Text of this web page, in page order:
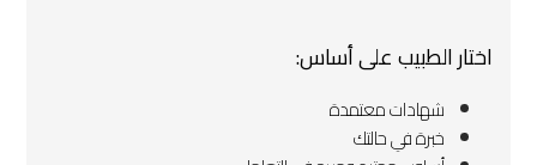
اختار الطبيب على أساس:
شهادات معتمدة
خبرة في حالتك